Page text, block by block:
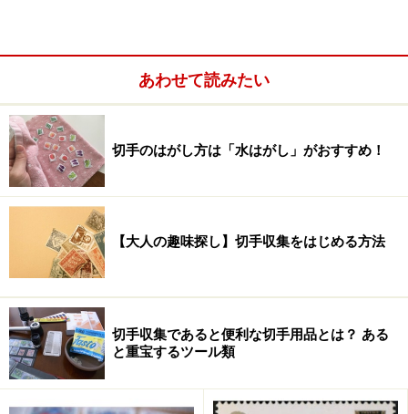
少ない数か分かるでしょう。当時の販売価格8,100円に対
して、現在のカタログ価格は35,000円。額面の実に4倍
以上の評価となっています。中でもトヨタグループ館に
ついてはトヨタが自らのパビリオン版を大量購入してし
まったため、切手収集家に充分な数が行きわたらず、最
も入手困難となっています。
あわせて読みたい
切手のはがし方は「水はがし」がおすすめ！
【大人の趣味探し】切手収集をはじめる方法
切手収集であると便利な切手用品とは？ ある
と重宝するツール類